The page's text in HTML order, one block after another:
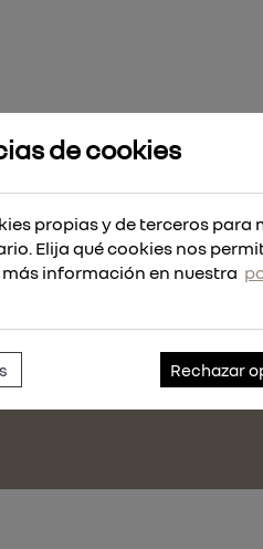
DE USO
A NUESTRO CANAL DE
de cookies
propias y de terceros para
Elija qué cookies nos
información en nuestra
Rechazar